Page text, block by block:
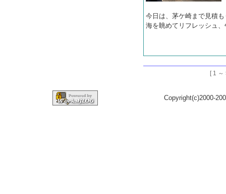
今日は、茅ケ崎まで見積も
海を眺めてリフレッシュ
[ 1
Copyright(c)2000-